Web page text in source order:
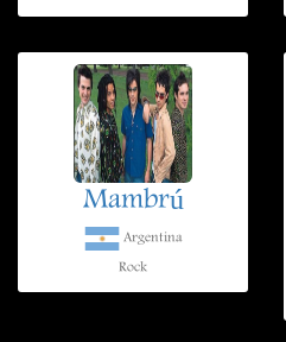
Mambrú
Argentina
Rock